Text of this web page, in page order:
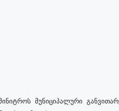
მუნიციპალური